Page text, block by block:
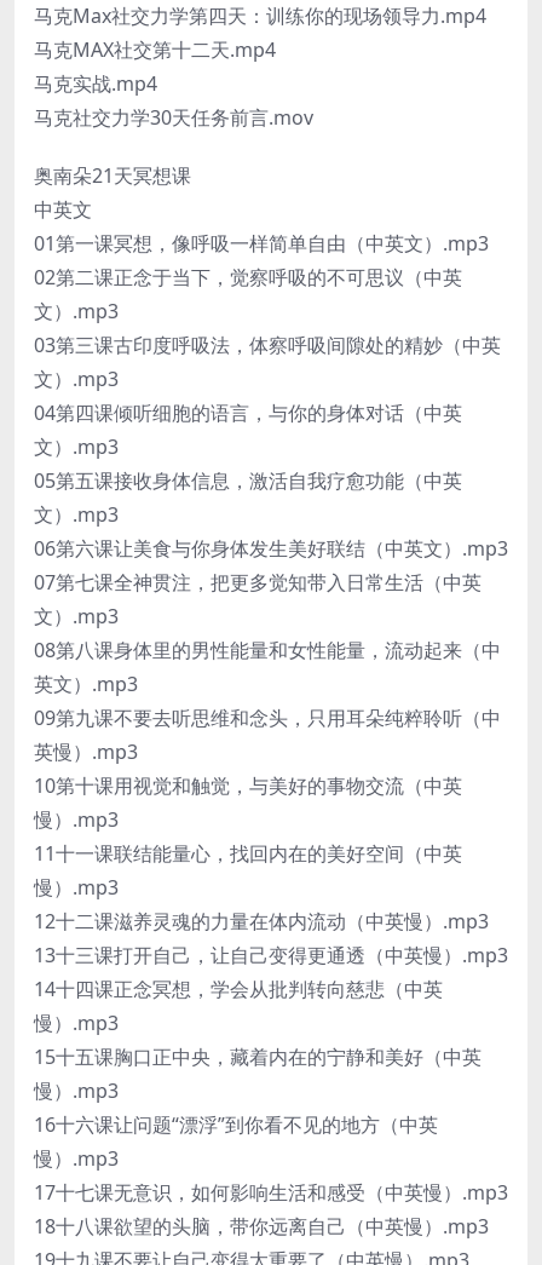
马克Max社交力学第四天：训练你的现场领导力.mp4
马克MAX社交第十二天.mp4
马克实战.mp4
马克社交力学30天任务前言.mov
奥南朵21天冥想课
中英文
01第一课冥想，像呼吸一样简单自由（中英文）.mp3
02第二课正念于当下，觉察呼吸的不可思议（中英
文）.mp3
03第三课古印度呼吸法，体察呼吸间隙处的精妙（中英
文）.mp3
04第四课倾听细胞的语言，与你的身体对话（中英
文）.mp3
05第五课接收身体信息，激活自我疗愈功能（中英
文）.mp3
06第六课让美食与你身体发生美好联结（中英文）.mp3
07第七课全神贯注，把更多觉知带入日常生活（中英
文）.mp3
08第八课身体里的男性能量和女性能量，流动起来（中
英文）.mp3
09第九课不要去听思维和念头，只用耳朵纯粹聆听（中
英慢）.mp3
10第十课用视觉和触觉，与美好的事物交流（中英
慢）.mp3
11十一课联结能量心，找回内在的美好空间（中英
慢）.mp3
12十二课滋养灵魂的力量在体内流动（中英慢）.mp3
13十三课打开自己，让自己变得更通透（中英慢）.mp3
14十四课正念冥想，学会从批判转向慈悲（中英
慢）.mp3
15十五课胸口正中央，藏着内在的宁静和美好（中英
慢）.mp3
16十六课让问题“漂浮”到你看不见的地方（中英
慢）.mp3
17十七课无意识，如何影响生活和感受（中英慢）.mp3
18十八课欲望的头脑，带你远离自己（中英慢）.mp3